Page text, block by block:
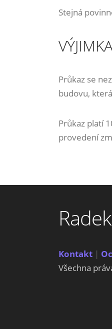
Stejná
Průkaz se
budovu,
Průkaz platí
provedení
Kontakt |
Všechna